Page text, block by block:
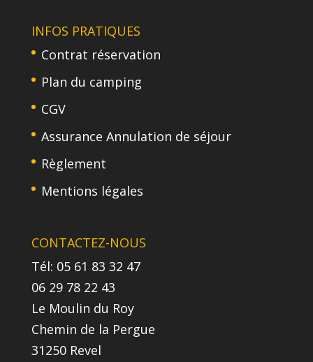
INFOS PRATIQUES
Contrat réservation
Plan du camping
CGV
Assurance Annulation de séjour
Règlement
Mentions légales
CONTACTEZ-NOUS
Tél: 05 61 83 32 47
06 29 78 22 43
Le Moulin du Roy
Chemin de la Pergue
31250 Revel